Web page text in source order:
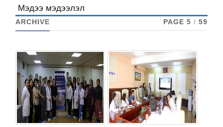
Мэдээ мэдээлэл
ARCHIVE PAGE 5 / 59